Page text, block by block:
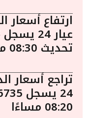
ارتفاع
تحديث 08:30 مساءًا
تراجع أسعار
08:20 مساءًا